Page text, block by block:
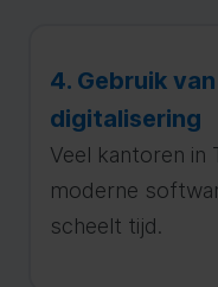
4. Gebruik
digitalisering
Veel kantoren in
moderne
scheelt tijd.